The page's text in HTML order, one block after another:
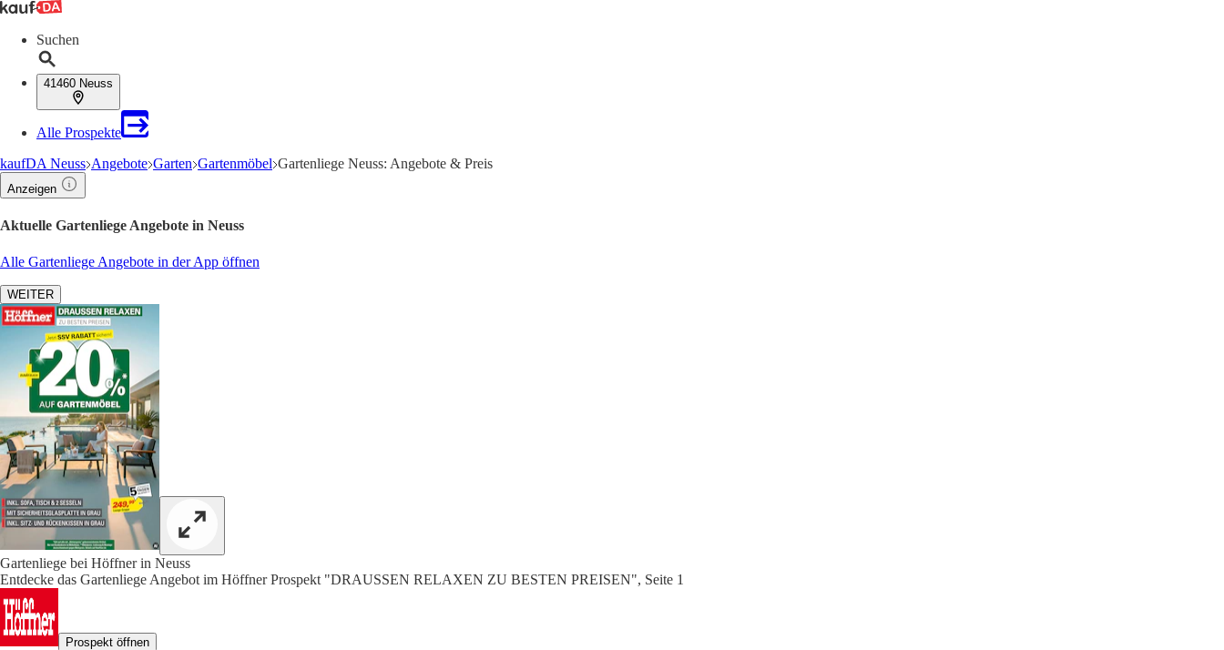
Suchen
41460 Neuss
Alle Prospekte
kaufDA Neuss Angebote Garten Gartenmöbel Gartenliege Neuss: Angebote & Preis
Anzeigen
Aktuelle Gartenliege Angebote in Neuss
Alle Gartenliege Angebote in der App öffnen
WEITER
Gartenliege bei Höffner in Neuss
Entdecke das Gartenliege Angebot im Höffner Prospekt "DRAUSSEN RELAXEN ZU BESTEN PREISEN", Seite 1
Prospekt öffnen